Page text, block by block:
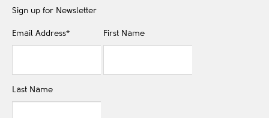
Sign up for Newsletter
Email Address* First Name
Last Name